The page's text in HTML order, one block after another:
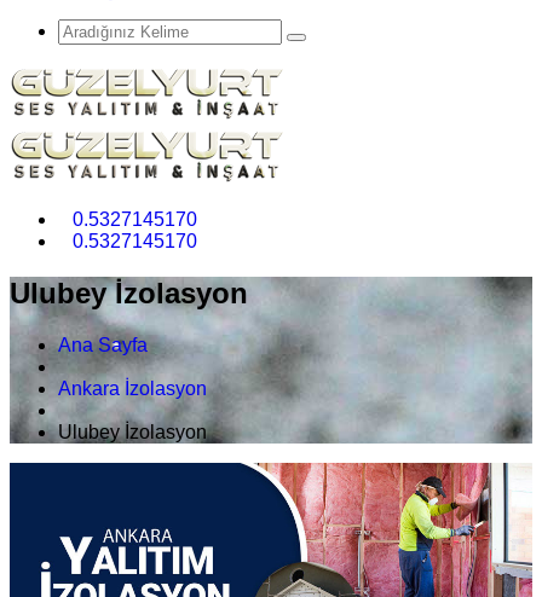
0.5327145170
0.5327145170
Ulubey İzolasyon
Ana Sayfa
Ankara İzolasyon
Ulubey İzolasyon